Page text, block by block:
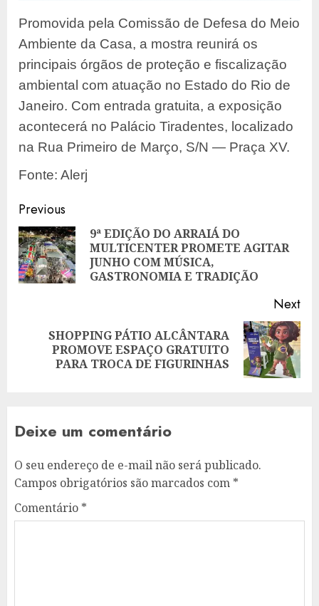
Promovida pela Comissão de Defesa do Meio
Ambiente da Casa, a mostra reunirá os
principais órgãos de proteção e fiscalização
ambiental com atuação no Estado do Rio de
Janeiro. Com entrada gratuita, a exposição
acontecerá no Palácio Tiradentes, localizado
na Rua Primeiro de Março, S/N — Praça XV.
Fonte: Alerj
Post
navigation
Previous
9ª EDIÇÃO DO ARRAIÁ DO
MULTICENTER PROMETE AGITAR
JUNHO COM MÚSICA,
GASTRONOMIA E TRADIÇÃO
Next
SHOPPING PÁTIO ALCÂNTARA
PROMOVE ESPAÇO GRATUITO
PARA TROCA DE FIGURINHAS
Deixe um comentário
O seu endereço de e-mail não será publicado.
Campos obrigatórios são marcados com *
Comentário *